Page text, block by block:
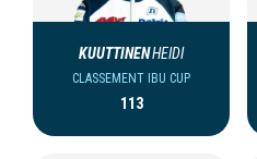
KUUTTINENHEIDI
CLASSEMENT IBU CUP
113